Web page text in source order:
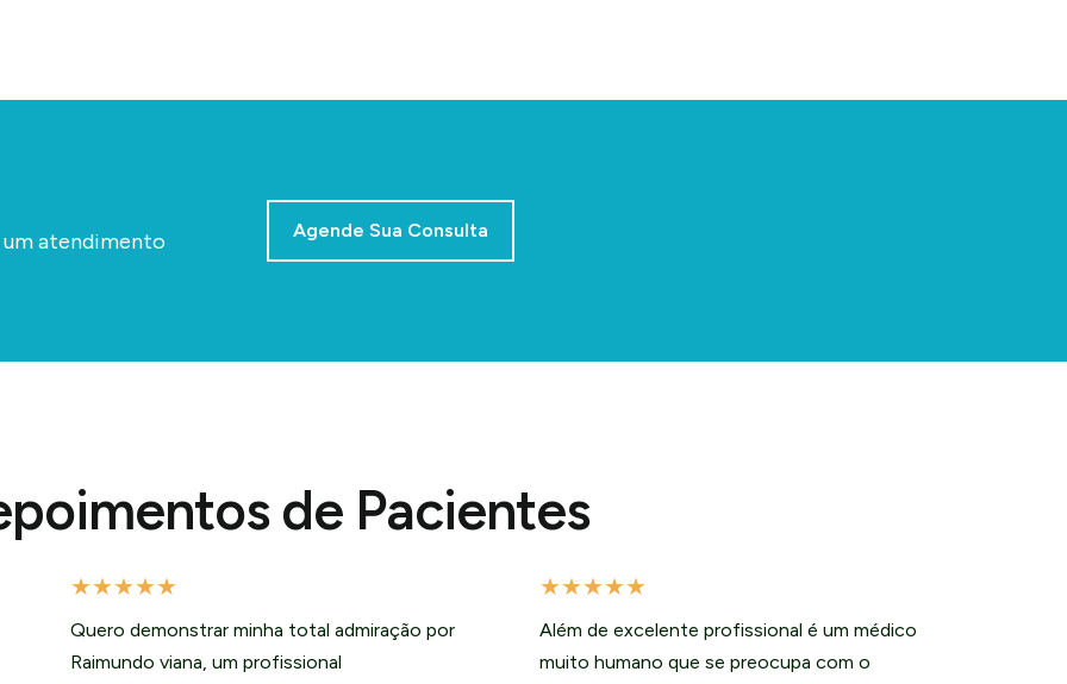
atendimento Agende Sua Consulta
de Pacientes
★★★★★
Quero demonstrar minha total admiração por
Raimundo viana, um profissional
★★★★★
Além de excelente profissional é um médico
muito humano que se preocupa com o